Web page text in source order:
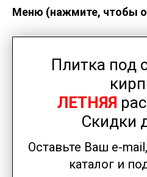
Меню (нажмите, чтобы
Плитка под
ЛЕТНЯЯ
Скидки
Оставьте Ваш e-
каталог и